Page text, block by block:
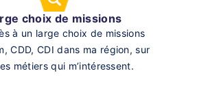
choix de missions
à un large choix de missions
CDD, CDI dans ma région, sur
métiers qui m’intéressent.